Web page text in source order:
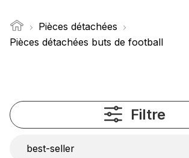
Pièces détachées
Pièces détachées buts de football
Filtre